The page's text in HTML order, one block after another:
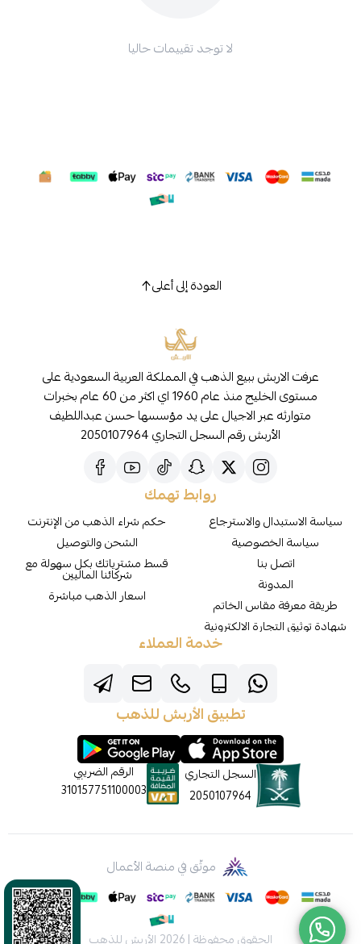
لا توجد تقييمات حاليا
العودة إلى أعلى
عرفت الاربش ببيع الذهب في المملكة العربية السعودية على
مستوى الخليج منذ عام 1960 اي اكثر من 60 عام بخبرات
متوارثه عبر الاجيال على يد مؤسسها حسن عبداللطيف
الأربش رقم السجل التجاري 2050107964
روابط تهمك
سياسة الاستبدال والاسترجاع
سياسة الخصوصية
اتصل بنا
المدونة
طريقة معرفة مقاس الخاتم
شهادة توثيق التجارة الالكترونية
حكم شراء الذهب من الإنترنت
الشحن والتوصيل
قسط مشترياتك بكل سهولة مع
شركائنا الماليين
اسعار الذهب مباشرة
خدمة العملاء
تطبيق الأربش للذهب
السجل التجاري
2050107964
الرقم الضريبي
310157751100003
موثّق في منصة الأعمال
الحقوق محفوظة | 2026 الأربش للذهب